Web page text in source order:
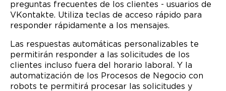
preguntas frecuentes de los clientes - usuarios de
VKontakte. Utiliza teclas de acceso rápido para
responder rápidamente a los mensajes.
Las respuestas automáticas personalizables te
permitirán responder a las solicitudes de los
clientes incluso fuera del horario laboral. Y la
automatización de los Procesos de Negocio con
robots te permitirá procesar las solicitudes y